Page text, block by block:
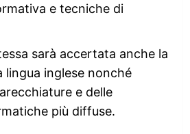
e tecniche di
sarà accertata anche la
lingua inglese nonché
e delle
più diffuse.